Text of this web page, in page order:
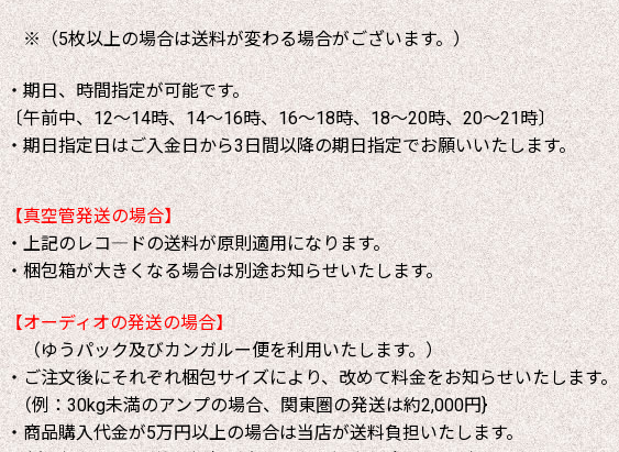
※（5枚以上の場合は送料が変わる場合がございます。）
・期日、時間指定が可能です。
〔午前中、12～14時、14～16時、16～18時、18～20時、20～21時〕
・期日指定日はご入金日から3日間以降の期日指定でお願いいたします。
【真空管発送の場合】
・上記のレコ―ドの送料が原則適用になります。
・梱包箱が大きくなる場合は別途お知らせいたします。
【オーディオの発送の場合】
（ゆうパック及びカンガルー便を利用いたします。）
・ご注文後にそれぞれ梱包サイズにより、改めて料金をお知らせいたします。
（例：30kg未満のアンプの場合、関東圏の発送は約2,000円}
・商品購入代金が5万円以上の場合は当店が送料負担いたします。